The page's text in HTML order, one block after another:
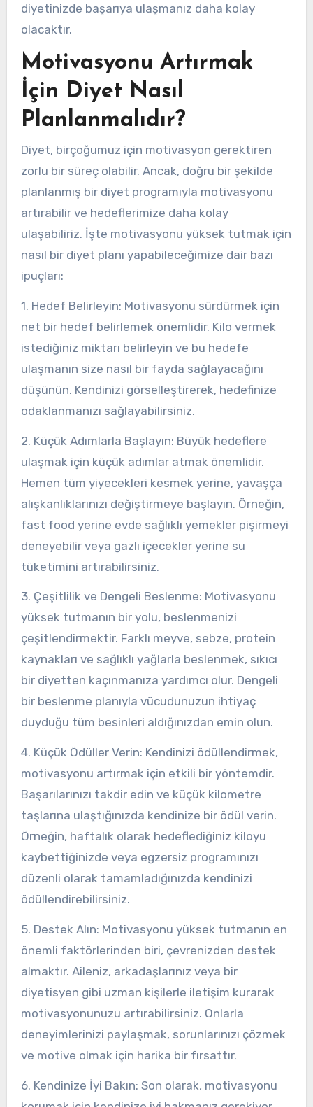
diyetinizde başarıya ulaşmanız daha kolay
olacaktır.
Motivasyonu Artırmak
İçin Diyet Nasıl
Planlanmalıdır?
Diyet, birçoğumuz için motivasyon gerektiren
zorlu bir süreç olabilir. Ancak, doğru bir şekilde
planlanmış bir diyet programıyla motivasyonu
artırabilir ve hedeflerimize daha kolay
ulaşabiliriz. İşte motivasyonu yüksek tutmak için
nasıl bir diyet planı yapabileceğimize dair bazı
ipuçları:
1. Hedef Belirleyin: Motivasyonu sürdürmek için
net bir hedef belirlemek önemlidir. Kilo vermek
istediğiniz miktarı belirleyin ve bu hedefe
ulaşmanın size nasıl bir fayda sağlayacağını
düşünün. Kendinizi görselleştirerek, hedefinize
odaklanmanızı sağlayabilirsiniz.
2. Küçük Adımlarla Başlayın: Büyük hedeflere
ulaşmak için küçük adımlar atmak önemlidir.
Hemen tüm yiyecekleri kesmek yerine, yavaşça
alışkanlıklarınızı değiştirmeye başlayın. Örneğin,
fast food yerine evde sağlıklı yemekler pişirmeyi
deneyebilir veya gazlı içecekler yerine su
tüketimini artırabilirsiniz.
3. Çeşitlilik ve Dengeli Beslenme: Motivasyonu
yüksek tutmanın bir yolu, beslenmenizi
çeşitlendirmektir. Farklı meyve, sebze, protein
kaynakları ve sağlıklı yağlarla beslenmek, sıkıcı
bir diyetten kaçınmanıza yardımcı olur. Dengeli
bir beslenme planıyla vücudunuzun ihtiyaç
duyduğu tüm besinleri aldığınızdan emin olun.
4. Küçük Ödüller Verin: Kendinizi ödüllendirmek,
motivasyonu artırmak için etkili bir yöntemdir.
Başarılarınızı takdir edin ve küçük kilometre
taşlarına ulaştığınızda kendinize bir ödül verin.
Örneğin, haftalık olarak hedeflediğiniz kiloyu
kaybettiğinizde veya egzersiz programınızı
düzenli olarak tamamladığınızda kendinizi
ödüllendirebilirsiniz.
5. Destek Alın: Motivasyonu yüksek tutmanın en
önemli faktörlerinden biri, çevrenizden destek
almaktır. Aileniz, arkadaşlarınız veya bir
diyetisyen gibi uzman kişilerle iletişim kurarak
motivasyonunuzu artırabilirsiniz. Onlarla
deneyimlerinizi paylaşmak, sorunlarınızı çözmek
ve motive olmak için harika bir fırsattır.
6. Kendinize İyi Bakın: Son olarak, motivasyonu